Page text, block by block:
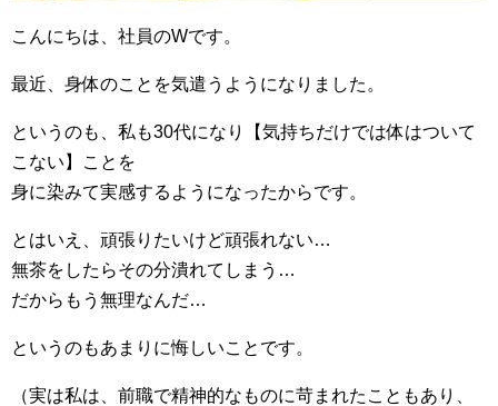
こんにちは、社員のWです。
最近、身体のことを気遣うようになりました。
というのも、私も30代になり【気持ちだけでは体はついて
こない】ことを
身に染みて実感するようになったからです。
とはいえ、頑張りたいけど頑張れない…
無茶をしたらその分潰れてしまう…
だからもう無理なんだ…
というのもあまりに悔しいことです。
（実は私は、前職で精神的なものに苛まれたこともあり、